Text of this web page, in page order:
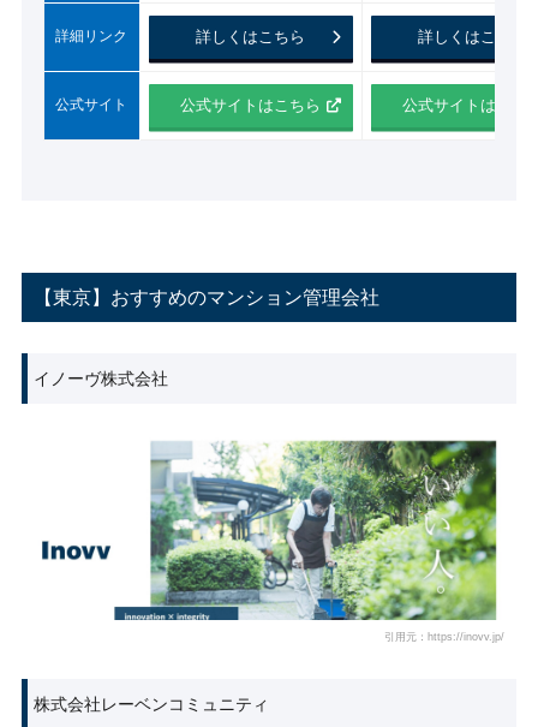
詳細リンク 詳しくはこちら 詳しくはこちら
公式サイト 公式サイトはこちら 公式サイトはこち
【東京】おすすめのマンション管理会社
イノーヴ株式会社
引用元：https://inovv.jp/
株式会社レーベンコミュニティ